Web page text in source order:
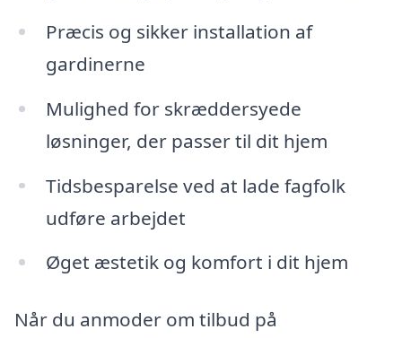
Præcis og sikker installation af
gardinerne
Mulighed for skræddersyede
løsninger, der passer til dit hjem
Tidsbesparelse ved at lade fagfolk
udføre arbejdet
Øget æstetik og komfort i dit hjem
Når du anmoder om tilbud på